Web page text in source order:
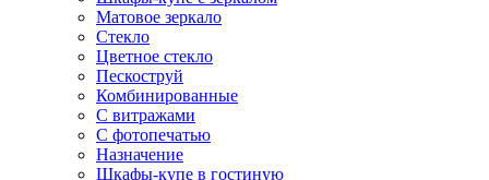
Матовое зеркало
Стекло
Цветное стекло
Пескоструй
Комбинированные
С витражами
С фотопечатью
Назначение
Шкафы-купе в гостиную